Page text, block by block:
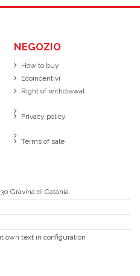
NEGOZIO
How to buy
Ecoincentivi
Right of withdrawal
Privacy policy
Terms of sale
Gravina di Catania
own text in configuration